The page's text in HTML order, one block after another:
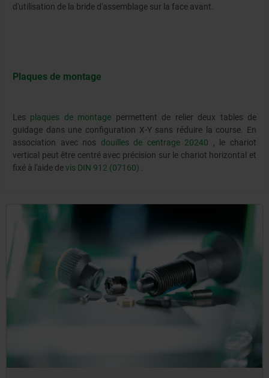
d'utilisation de la bride d'assemblage sur la face avant.
Plaques de montage
Les plaques de montage permettent de relier deux tables de
guidage dans une configuration X-Y sans réduire la course. En
association avec nos douilles de centrage 20240 , le chariot
vertical peut être centré avec précision sur le chariot horizontal et
fixé à l'aide devis DIN 912 (07160)